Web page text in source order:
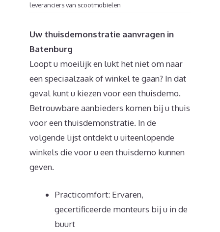
leveranciers van scootmobielen
Uw thuisdemonstratie aanvragen in
Batenburg
Loopt u moeilijk en lukt het niet om naar
een speciaalzaak of winkel te gaan? In dat
geval kunt u kiezen voor een thuisdemo.
Betrouwbare aanbieders komen bij u thuis
voor een thuisdemonstratie. In de
volgende lijst ontdekt u uiteenlopende
winkels die voor u een thuisdemo kunnen
geven.
Practicomfort: Ervaren,
gecertificeerde monteurs bij u in de
buurt